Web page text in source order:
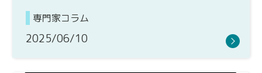
専門家コラム
2025/06/10